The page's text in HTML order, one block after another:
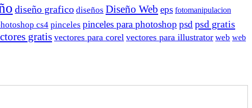
diseño grafico diseños Diseño Web eps fotomanipulacion
cs4 pinceles pinceles para photoshop psdpsd gratis
gratisvectores para corel vectores para illustrator web web